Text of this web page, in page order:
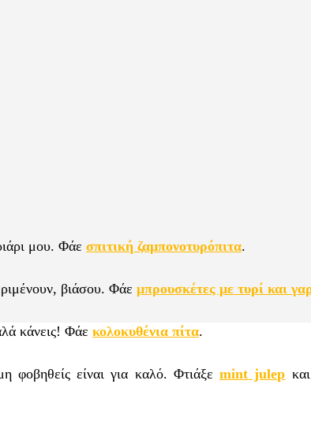
μου. Φάε σπιτική ζαμπονοτυρόπιτα.
βιάσου. Φάε μπρουσκέτες με τυρί και
κάνεις! Φάε κολοκυθένια πίτα.
φοβηθείς είναι για καλό. Φτιάξεmint julep